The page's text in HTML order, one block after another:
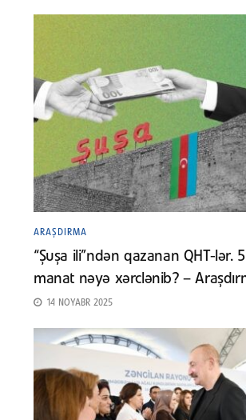
ARAŞDIRMA
“Şuşa ili”ndən qazanan QHT-lər.
manat nəyə xərclənib? –
14 NOYABR 2025